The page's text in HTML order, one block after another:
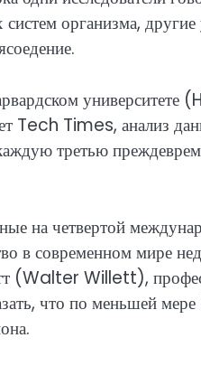
организма,
Tech Times, анализ
третью
на четвертой
в современном мире
(Walter Willett),
что по меньшей